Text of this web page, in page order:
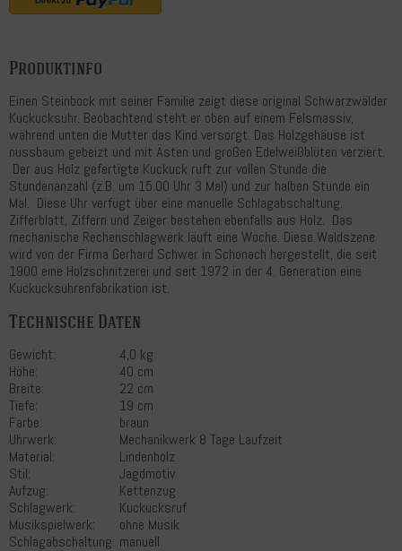
Produktinfo
Einen Steinbock mit seiner Familie zeigt diese original Schwarzwälder
Kuckucksuhr. Beobachtend steht er oben auf einem Felsmassiv,
während unten die Mutter das Kind versorgt. Das Holzgehäuse ist
nussbaum gebeizt und mit Ästen und großen Edelweißblüten verziert.
Der aus Holz gefertigte Kuckuck ruft zur vollen Stunde die
Stundenanzahl (z.B. um 15.00 Uhr 3 Mal) und zur halben Stunde ein
Mal. Diese Uhr verfügt über eine manuelle Schlagabschaltung.
Zifferblatt, Ziffern und Zeiger bestehen ebenfalls aus Holz. Das
mechanische Rechenschlagwerk läuft eine Woche. Diese Waldszene
wird von der Firma Gerhard Schwer in Schonach hergestellt, die seit
1900 eine Holzschnitzerei und seit 1972 in der 4. Generation eine
Kuckucksuhrenfabrikation ist.
Technische Daten
Gewicht:
4,0 kg
Höhe:
40 cm
Breite:
22 cm
Tiefe:
19 cm
Farbe:
braun
Uhrwerk:
Mechanikwerk 8 Tage Laufzeit
Material:
Lindenholz
Stil:
Jagdmotiv
Aufzug:
Kettenzug
Schlagwerk:
Kuckucksruf
Musikspielwerk:
ohne Musik
Schlagabschaltung: manuell